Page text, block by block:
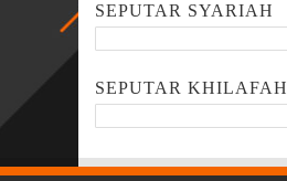
SEPUTAR SYARIAH
SEPUTAR KHILAFAH